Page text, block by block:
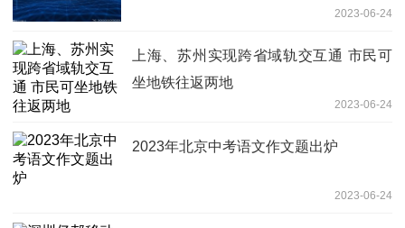
2023-06-24
上海、苏州实现跨省域轨交互通 市民可
坐地铁往返两地
2023-06-24
2023年北京中考语文作文题出炉
2023-06-24